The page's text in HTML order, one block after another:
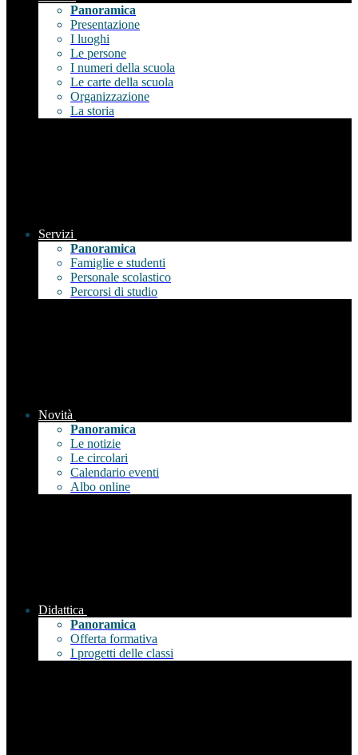
Panoramica
Presentazione
I luoghi
Le persone
I numeri della scuola
Le carte della scuola
Organizzazione
La storia
Servizi
Panoramica
Famiglie e studenti
Personale scolastico
Percorsi di studio
Novità
Panoramica
Le notizie
Le circolari
Calendario eventi
Albo online
Didattica
Panoramica
Offerta formativa
I progetti delle classi